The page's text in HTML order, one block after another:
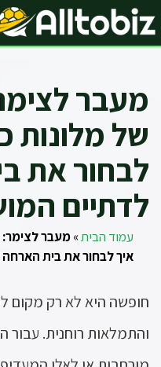
מעבר
של מלונות
לבחור את
לדתיים
עמוד הבית»מעבר
איך לבחור את בית
חופשה היא לא רק מקום
והתמלאות רוחנית.